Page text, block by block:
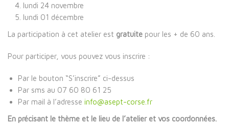
lundi 24 novembre
lundi 01 décembre
La participation à cet atelier est gratuite pour les + de 60 ans.
Pour participer, vous pouvez vous inscrire :
Par le bouton “S’inscrire” ci-dessus
Par sms au 07 60 80 61 25
Par mail à l’adresse info@asept-corse.fr
En précisant le thème et le lieu de l’atelier et vos coordonnées.